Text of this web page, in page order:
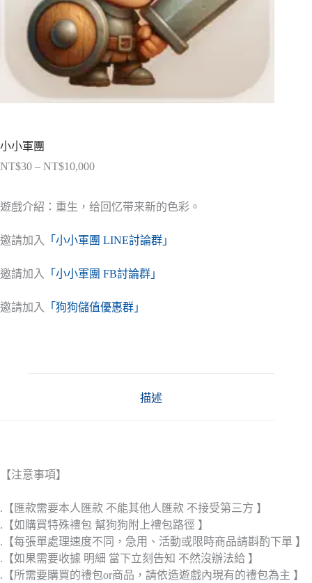
小小軍團
NT$30 – NT$10,000價
範
NT$30
到
遊戲介紹：重生，给回忆带来新的色彩。
邀請加入 「小小軍團 LINE討論群」
邀請加入 「小小軍團 FB討論群」
邀請加入 「狗狗儲值優惠群」
描述
【注意事項】
.【匯款需要本人匯款 不能其他人匯款 不接受第三方 】
.【如購買特殊禮包 幫狗狗附上禮包路徑 】
.【每張單處理速度不同，急用、活動或限時商品請斟酌下單 】
.【如果需要收據 明細 當下立刻告知 不然沒辦法給 】
.【所需要購買的禮包or商品，請依造遊戲內現有的禮包為主 】